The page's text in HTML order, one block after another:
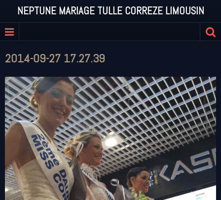
NEPTUNE MARIAGE TULLE CORREZE LIMOUSIN
2014-09-27 17.27.39